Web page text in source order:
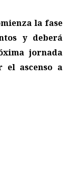
la fase
y deberá
jornada
el ascenso a